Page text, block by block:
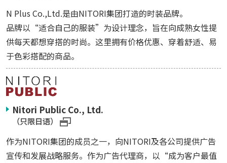
N Plus Co.,Ltd.是由NITORI集团打造的时装品牌。
品牌以“适合自己的服装”为设计理念，旨在向成熟女性提
供每天都想穿搭的时尚。这里拥有价格优惠、穿着舒适、易
于色彩搭配的商品。
Nitori Public Co., Ltd.
（只限日语）
作为NITORI集团的成员之一，向NITORI及各公司提供广告
宣传和发展战略服务。作为广告代理商，以“成为客户最值